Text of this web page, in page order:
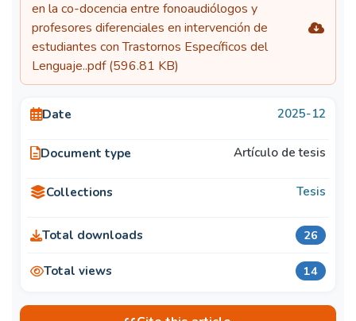
en la co-docencia entre fonoaudiólogos y
profesores diferenciales en intervención de
estudiantes con Trastornos Específicos del
Lenguaje..pdf(596.81 KB)
Date 2025-12
Document type Artículo de tesis
Collections Tesis
Total downloads 26
Total views 14